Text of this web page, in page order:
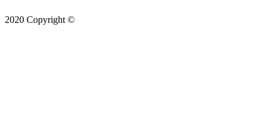
2020 Copyright ©